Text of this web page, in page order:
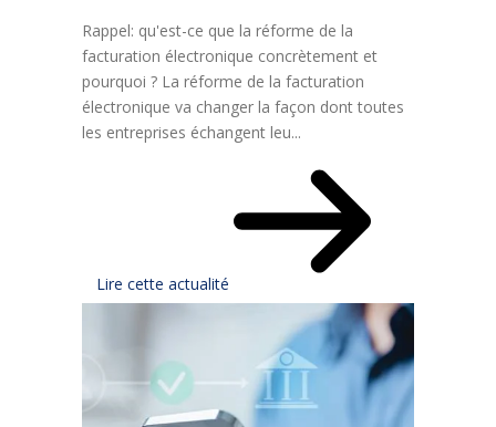
Rappel: qu'est-ce que la réforme de la
facturation électronique concrètement et
pourquoi ? La réforme de la facturation
électronique va changer la façon dont toutes
les entreprises échangent leu...
Lire cette actualité